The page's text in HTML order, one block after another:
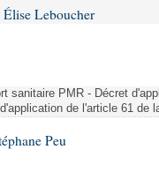
Leboucher
sanitaire PMR - Décret
de l'article 61 de
Peu